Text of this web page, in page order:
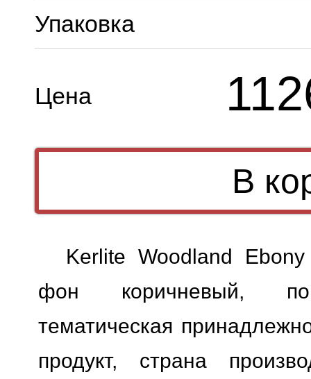
Упаковка
Цена
Kerlite Woodland
фон коричневый,
тематическая
продукт, страна